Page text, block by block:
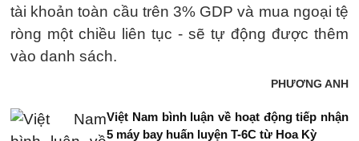
tài khoản toàn cầu trên 3% GDP và mua ngoại tệ
ròng một chiều liên tục - sẽ tự động được thêm
vào danh sách.
PHƯƠNG ANH
Việt Nam bình luận về hoạt động tiếp nhận
5 máy bay huấn luyện T-6C từ Hoa Kỳ